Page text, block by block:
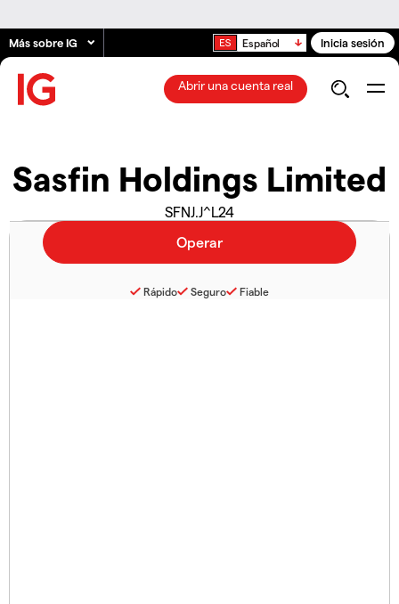
Más sobre IG Español Inicia sesión
Abrir una cuenta real
Sasfin Holdings Limited
SFNJ.J^L24
Rápido Seguro Fiable